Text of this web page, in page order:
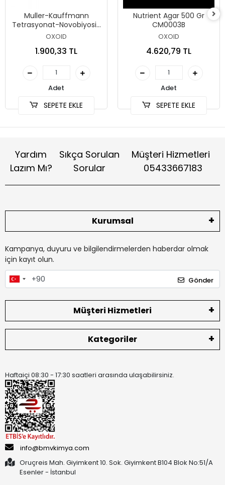
Muller-Kauffmann
Tetrasyonat-Novobiyosin
Broth (MkTTn) 500 Gr
OXOID
1.900,33 TL
Adet
SEPETE EKLE
Nutrient Agar 500 Gr
CM0003B
OXOID
4.620,79 TL
Adet
SEPETE EKLE
Yardım
Lazım Mı?
Sıkça Sorulan
Sorular
Müşteri Hizmetleri
05433667183
Kurumsal
Kampanya, duyuru ve bilgilendirmelerden haberdar olmak
için kayıt olun.
Gönder
Müşteri Hizmetleri
Kategoriler
Haftaiçi 08:30 - 17:30 saatleri arasında ulaşabilirsiniz.
info@bmvkimya.com
Oruçreis Mah. Giyimkent 10. Sok. Giyimkent B104 Blok No:51/A
Esenler - İstanbul